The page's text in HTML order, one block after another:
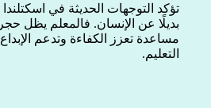
تؤكد التوجهات الحديثة في
بديلًا عن الإنسان. فالمعلم يظل
مساعدة تعزز الكفاءة وتدعم
التعليم.